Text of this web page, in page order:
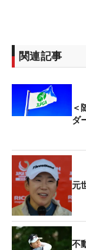
関連記事
＜
ダ
元
不